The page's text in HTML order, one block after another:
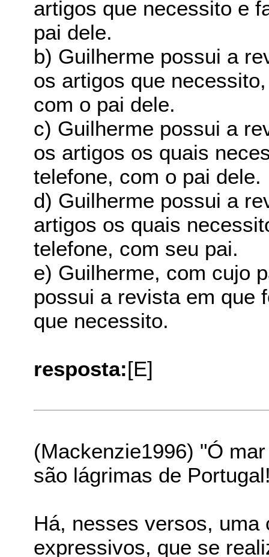
artigos que necessito e
pai dele.
b) Guilherme possui a
os artigos que
com o pai dele.
c) Guilherme possui a
os artigos os quais
telefone, com o pai dele.
d) Guilherme possui a
artigos os quais
telefone, com seu pai.
e) Guilherme, com cujo
possui a revista em que
que necessito.
resposta:[E]
(Mackenzie1996) "Ó
são lágrimas de
Há, nesses versos,
expressivos, que se